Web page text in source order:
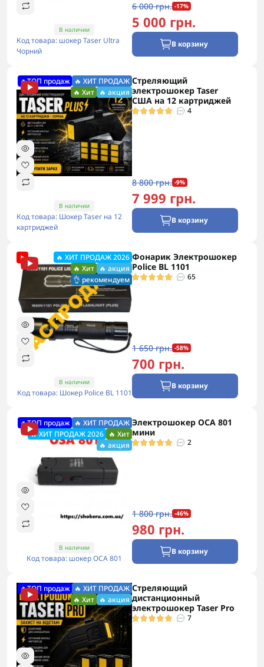
В наличии
Код товара: шокер Taser Ultra
Чорний
6 000 грн. -17%
5 000 грн.
В корзину
🔥ТОП продаж 🔥 ХИТ ПРОДАЖ
🔥 Хит 🔥 акция
В наличии
Код товара: Шокер Taser на 12
картриджей
Стреляющий
электрошокер Taser
США на 12 картриджей
4
8 800 грн. -9%
7 999 грн.
В корзину
🔥 ХИТ ПРОДАЖ 2026
🔥 Хит 🔥 акция
👌 рекомендуем
В наличии
Код товара: Шокер Police BL 1101
Фонарик Электрошокер
Police BL 1101
65
1 650 грн. -58%
700 грн.
В корзину
🔥ТОП продаж 🔥 ХИТ ПРОДАЖ
🔥 ХИТ ПРОДАЖ 2026 🔥 Хит
🔥 акция
В наличии
Код товара: шокер ОСА 801
Электрошокер ОСА 801
мини
2
1 800 грн. -46%
980 грн.
В корзину
🔥ТОП продаж 🔥 ХИТ ПРОДАЖ
🔥 Хит 🔥 акция
Стреляющий
дистанционный
электрошокер Taser Pro
7